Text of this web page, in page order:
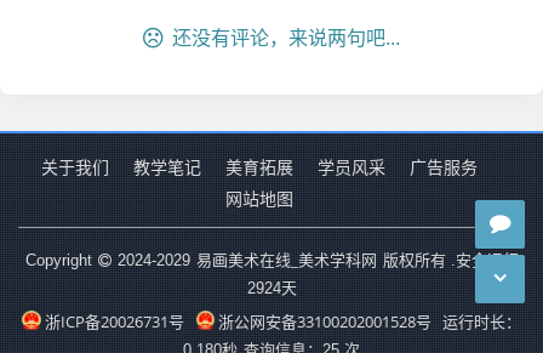
还没有评论，来说两句吧...
关于我们 教学笔记 美育拓展 学员风采
广告服务
网站地图
Copyright 2024-2029 易画美术在线_美术学科网 版权所有 .安全运行
2924天
浙ICP备20026731号 浙公网安备33100202001528号
运行时长：